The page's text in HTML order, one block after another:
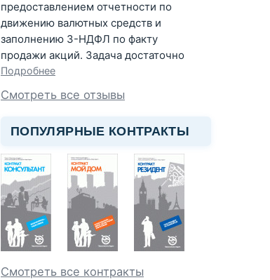
предоставлением отчетности по
движению валютных средств и
заполнению 3-НДФЛ по факту
продажи акций. Задача достаточно
Подробнее
Смотреть все отзывы
ПОПУЛЯРНЫЕ КОНТРАКТЫ
Смотреть все контракты